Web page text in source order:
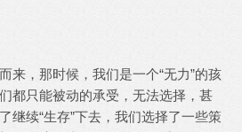
来，那时候，我们是一个“无力”的孩
都只能被动的承受，无法选择，甚
继续“生存”下去，我们选择了一些策